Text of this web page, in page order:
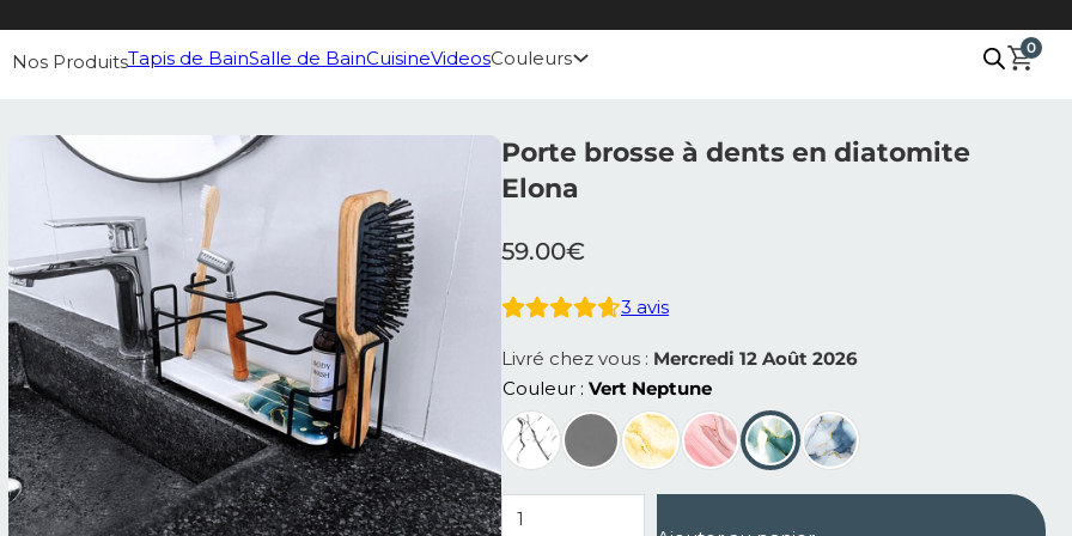
Nos ProduitsTapis de BainSalle de BainCuisineVideosCouleurs 0
Porte brosse à dents en diatomite
Elona
59.00€
3 avis
Livré chez vous : Mercredi 12 Août 2026
Couleur Vert Neptune
quantité de Porte brosse à dents en diatomite Elona